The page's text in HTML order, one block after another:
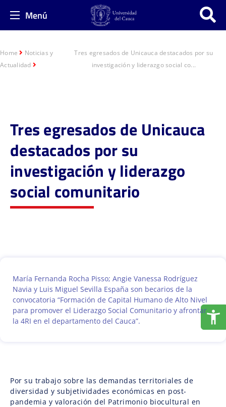
Menú
Home
Noticias y
Actualidad
Tres egresados de Unicauca destacados por su
investigación y liderazgo social co...
Tres egresados de Unicauca
destacados por su
investigación y liderazgo
social comunitario
María Fernanda Rocha Pisso; Angie Vanessa Rodríguez
Navia y Luis Miguel Sevilla España son becarios de la
convocatoria “Formación de Capital Humano de Alto Nivel
para promover el Liderazgo Social Comunitario y afrontar
la 4RI en el departamento del Cauca”.
Por su trabajo sobre las demandas territoriales de
diversidad y subjetividades económicas en post-
pandemia y valoración del Patrimonio biocultural en